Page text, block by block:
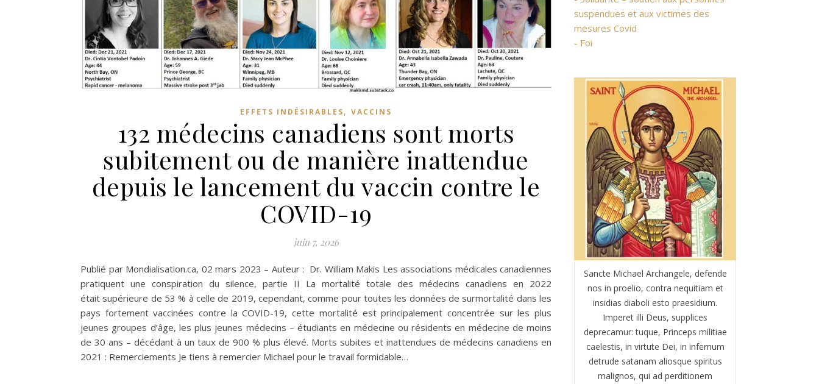
EFFETS INDÉSIRABLES, VACCINS
132 médecins canadiens sont morts
subitement ou de manière inattendue
depuis le lancement du vaccin contre le
COVID-19
juin 7, 2026
Publié par Mondialisation.ca, 02 mars 2023 – Auteur : Dr. William Makis Les associations médicales canadiennes
pratiquent une conspiration du silence, partie II La mortalité totale des médecins canadiens en 2022
était supérieure de 53 % à celle de 2019, cependant, comme pour toutes les données de surmortalité dans les
pays fortement vaccinées contre la COVID-19, cette mortalité est principalement concentrée sur les plus
jeunes groupes d’âge, les plus jeunes médecins – étudiants en médecine ou résidents en médecine de moins
de 30 ans – décédant à un taux de 900 % plus élevé. Morts subites et inattendues de médecins canadiens en
2021 : Remerciements Je tiens à remercier Michael pour le travail formidable…
suspendues et aux victimes des
mesures Covid
- Foi
Sancte Michael Archangele, defende
nos in proelio, contra nequitiam et
insidias diaboli esto praesidium.
Imperet illi Deus, supplices
deprecamur: tuque, Princeps militiae
caelestis, in virtute Dei, in infernum
detrude satanam aliosque spiritus
malignos, qui ad perditionem